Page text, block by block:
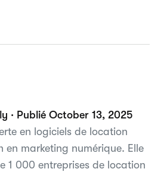
· Publié October 13, 2025
en logiciels de location
en marketing numérique. Elle
1 000 entreprises de location